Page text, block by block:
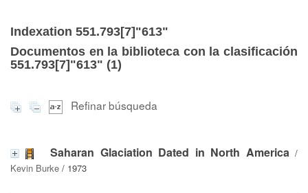
Indexation 551.793[7]"613"
Documentos en la biblioteca con la clasificación
551.793[7]"613" (1)
Refinar búsqueda
Saharan Glaciation Dated in North America/
Kevin Burke / 1973